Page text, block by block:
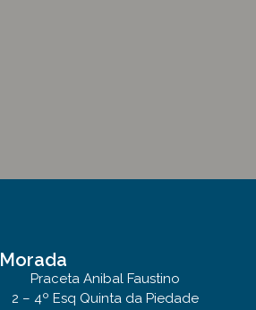
Morada
Praceta Anibal Faustino
2 – 4º Esq Quinta da Piedade